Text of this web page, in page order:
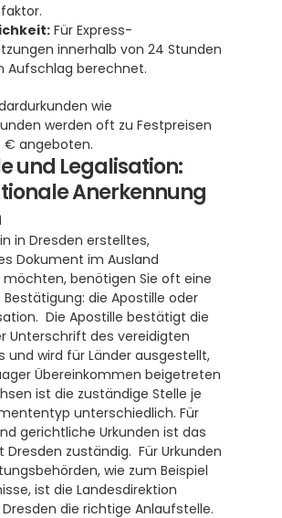
Für Express-
innerhalb von 24 Stunden
Aufschlag berechnet.
wie
werden oft zu Festpreisen
€ angeboten.
und Legalisation:
Anerkennung
in Dresden erstelltes,
Dokument im Ausland
benötigen Sie oft eine
die Apostille oder
Die Apostille bestätigt die
Unterschrift des vereidigten
und wird für Länder ausgestellt,
Übereinkommen beigetreten
ist die zuständige Stelle je
unterschiedlich. Für
gerichtliche Urkunden ist das
Dresden zuständig.  Für Urkunden
wie zum Beispiel
ist die Landesdirektion